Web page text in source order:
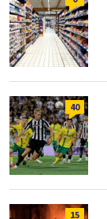
40
15